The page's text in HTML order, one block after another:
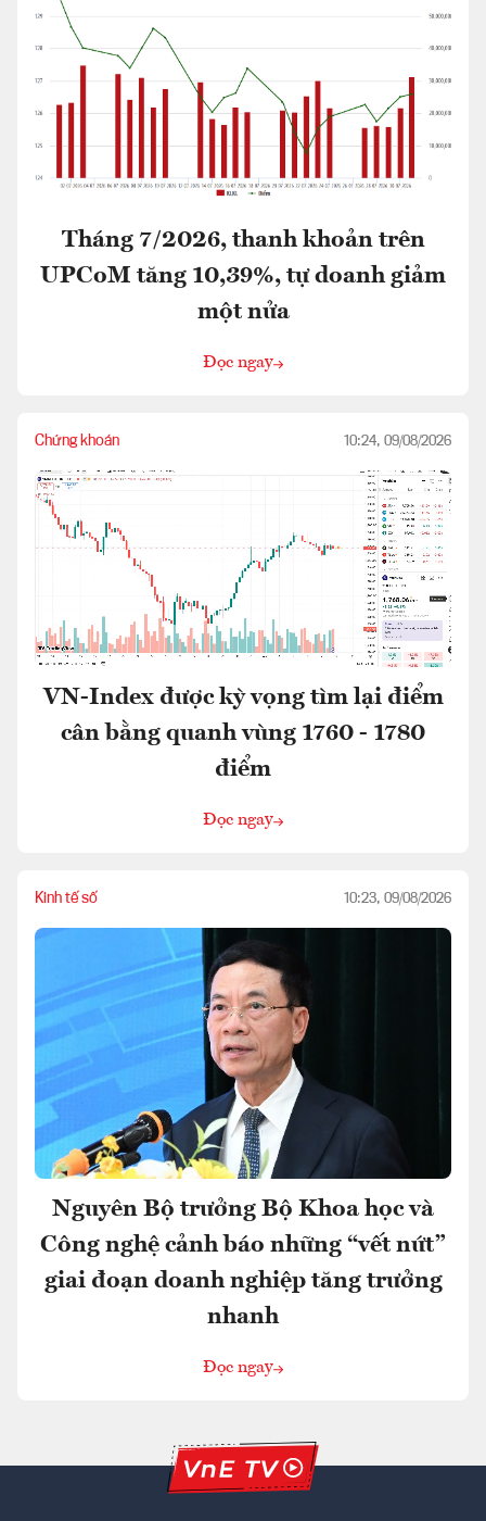
Tháng 7/2026, thanh khoản trên
UPCoM tăng 10,39%, tự doanh giảm
một nửa
Đọc ngay
Chứng khoán 10:24, 09/08/2026
VN-Index được kỳ vọng tìm lại điểm
cân bằng quanh vùng 1760 - 1780
điểm
Đọc ngay
Kinh tế số 10:23, 09/08/2026
Nguyên Bộ trưởng Bộ Khoa học và
Công nghệ cảnh báo những “vết nứt”
giai đoạn doanh nghiệp tăng trưởng
nhanh
Đọc ngay